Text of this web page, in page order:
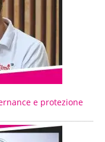
e protezione